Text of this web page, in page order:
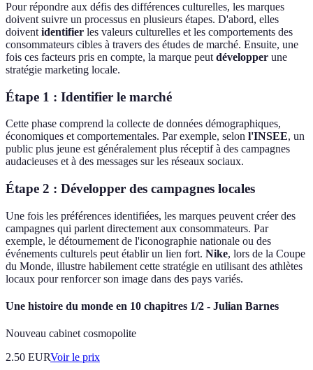
Pour répondre aux défis des différences culturelles, les marques
doivent suivre un processus en plusieurs étapes. D'abord, elles
doivent identifier les valeurs culturelles et les comportements des
consommateurs cibles à travers des études de marché. Ensuite, une
fois ces facteurs pris en compte, la marque peut développer une
stratégie marketing locale.
Étape 1 : Identifier le marché
Cette phase comprend la collecte de données démographiques,
économiques et comportementales. Par exemple, selon l'INSEE, un
public plus jeune est généralement plus réceptif à des campagnes
audacieuses et à des messages sur les réseaux sociaux.
Étape 2 : Développer des campagnes locales
Une fois les préférences identifiées, les marques peuvent créer des
campagnes qui parlent directement aux consommateurs. Par
exemple, le détournement de l'iconographie nationale ou des
événements culturels peut établir un lien fort. Nike, lors de la Coupe
du Monde, illustre habilement cette stratégie en utilisant des athlètes
locaux pour renforcer son image dans des pays variés.
Une histoire du monde en 10 chapitres 1/2 - Julian Barnes
Nouveau cabinet cosmopolite
2.50 EURVoir le prix